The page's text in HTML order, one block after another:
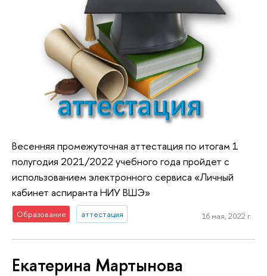
Весенняя промежуточная аттестация по итогам 1
полугодия 2021/2022 учебного года пройдет с
использованием электронного сервиса «Личный
кабинет аспиранта НИУ ВШЭ»
Образование аттестация 16 мая, 2022 г.
Екатерина Мартынова